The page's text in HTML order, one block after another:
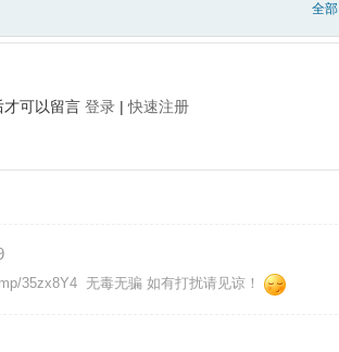
全部
才可以留言 登录 |快速注册
35zx8Y4 无毒无骗 如有打扰请见谅！